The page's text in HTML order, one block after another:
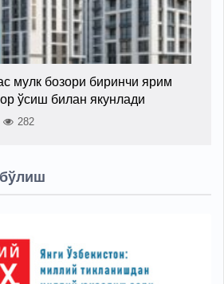
мулк бозори биринчи ярим
ўсиш билан якунлади
282